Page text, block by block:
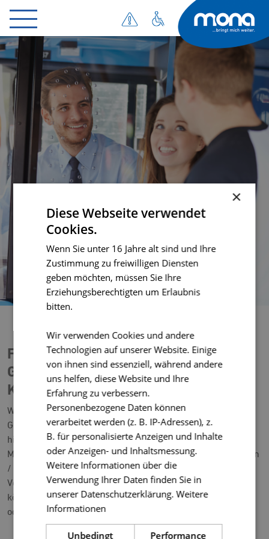
Gelegenheitstickets
Flexibel Bus fahren – Unsere
Gelegenheitstickets für Groß und
Klein
Werfen Sie einen Blick auf unsere flexiblen mona
Gelegenheitstickets für Ihre Busfahrt! Ab sofort können Sie
hier Ihr digitales mona Einzel-, Tages-, Wochen- und
Monatsticket erwerben – zunächst für den Bereich Kempten
/ nördliches Oberallgäu sowie für ausgewählte
Verbindungen im südlichen Oberallgäu. Ihren Fahrschein
können Sie in ausgedruckter Form zur Fahrt mitbringen
oder in digitaler Form in Ihre mona App laden.
×
Diese Webseite verwendet
Cookies.
Wenn Sie unter 16 Jahre alt sind und Ihre
Zustimmung zu freiwilligen Diensten
geben möchten, müssen Sie Ihre
Erziehungsberechtigten um Erlaubnis
bitten.
Wir verwenden Cookies und andere
Technologien auf unserer Website. Einige
von ihnen sind essenziell, während andere
uns helfen, diese Website und Ihre
Erfahrung zu verbessern.
Personenbezogene Daten können
verarbeitet werden (z. B. IP-Adressen), z.
B. für personalisierte Anzeigen und Inhalte
oder Anzeigen- und Inhaltsmessung.
Weitere Informationen über die
Verwendung Ihrer Daten finden Sie in
unserer Datenschutzerklärung.Weitere
Informationen
Unbedingt
Performance